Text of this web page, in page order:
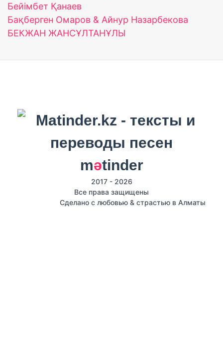
Бейімбет Қанаев
Бақберген Омаров & Айнур Назарбекова
БЕКЖАН ЖАНСҰЛТАНҰЛЫ
mәtinder
2017 - 2026
Все права защищены
Сделано с любовью & страстью в Алматы